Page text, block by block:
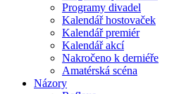
Programy divadel
Kalendář hostovaček
Kalendář premiér
Kalendář akcí
Nakročeno k derniéře
Amatérská scéna
Názory